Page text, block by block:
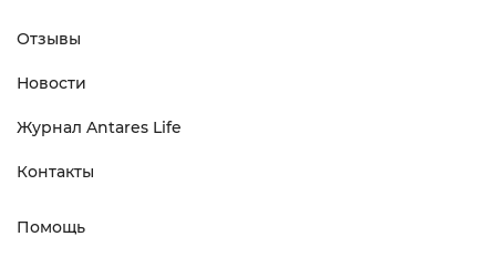
Отзывы
Новости
Журнал Antares Life
Контакты
Помощь